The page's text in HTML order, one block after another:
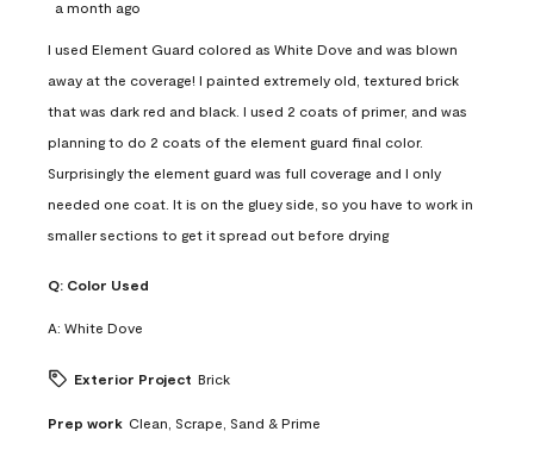
a month ago
I used Element Guard colored as White Dove and was blown
away at the coverage! I painted extremely old, textured brick
that was dark red and black. I used 2 coats of primer, and was
planning to do 2 coats of the element guard final color.
Surprisingly the element guard was full coverage and I only
needed one coat. It is on the gluey side, so you have to work in
smaller sections to get it spread out before drying
Q: Color Used
A: White Dove
Exterior Project Brick
Prep work Clean, Scrape, Sand & Prime